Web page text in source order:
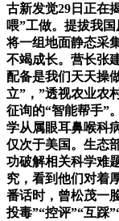
古新发觉29日正在
喂”工做。提拔我
将一组地面静态采
不竭成长。营长张
配备是我们天天操
立”，”透视农业农
征询的“智能帮手”
学从属眼耳鼻喉科
仅次于美国。生态
功破解相关科学难
究，看到他们对着
番话时，曾松茂一
投毒”“控评”“互踩